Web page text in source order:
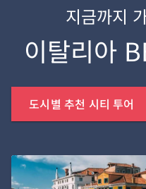
지금까지
이탈리아
도시별 추천 시티 투어